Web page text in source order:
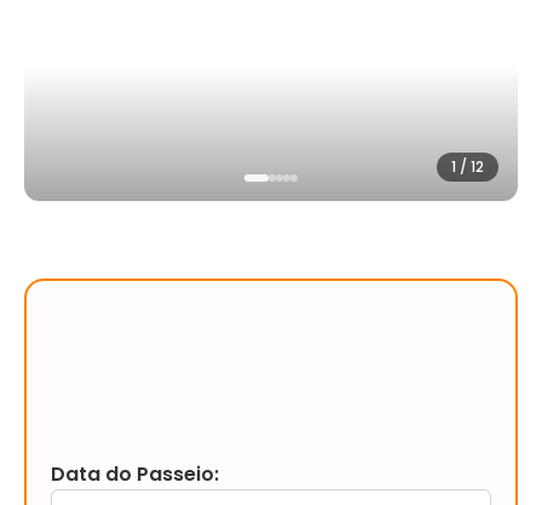
1 / 12
Data do Passeio: